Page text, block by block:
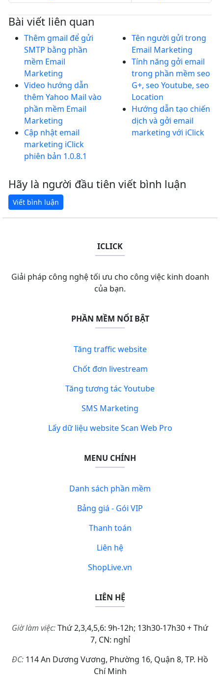
Bài viết liên quan
Thêm gmail để gửi
SMTP bằng phần
mềm Email
Marketing
Video hướng dẫn
thêm Yahoo Mail vào
phần mềm Email
Marketing
Cập nhật email
marketing iClick
phiên bản 1.0.8.1
Tên người gửi trong
Email Marketing
Tính năng gởi email
trong phần mềm seo
G+, seo Youtube, seo
Location
Hướng dẫn tạo chiến
dịch và gởi email
marketing với iClick
Hãy là người đầu tiên viết bình luận
ICLICK
Giải pháp công nghệ tối ưu cho công việc kinh doanh
của bạn.
PHẦN MỀM NỔI BẬT
Tăng traffic website
Chốt đơn livestream
Tăng tương tác Youtube
SMS Marketing
Lấy dữ liệu website Scan Web Pro
MENU CHÍNH
Danh sách phần mềm
Bảng giá - Gói VIP
Thanh toán
Liên hệ
ShopLive.vn
LIÊN HỆ
Giờ làm việc:Thứ 2,3,4,5,6: 9h-12h; 13h30-17h30 + Thứ
7, CN: nghỉ
ĐC: 114 An Dương Vương, Phường 16, Quận 8, TP. Hồ
Chí Minh